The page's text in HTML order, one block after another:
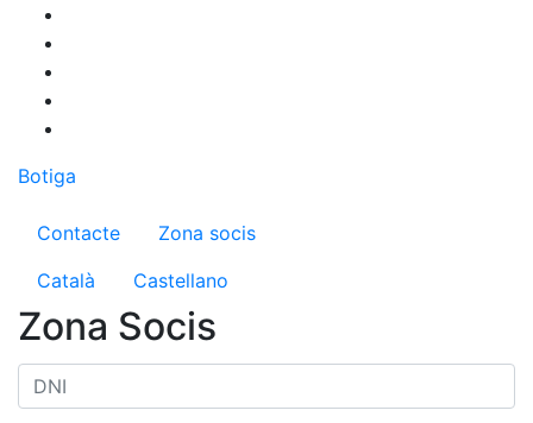
contingut
Botiga
Menú del compte d'usuari
Contacte
Zona socis
Català
Castellano
Zona Socis